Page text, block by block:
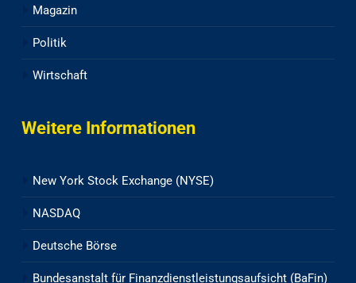
Magazin
Politik
Wirtschaft
Weitere Informationen
New York Stock Exchange (NYSE)
NASDAQ
Deutsche Börse
Bundesanstalt für Finanzdienstleistungsaufsicht (BaFin)